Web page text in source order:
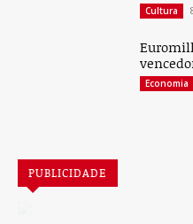
Cultura
Economia
PUBLICIDADE